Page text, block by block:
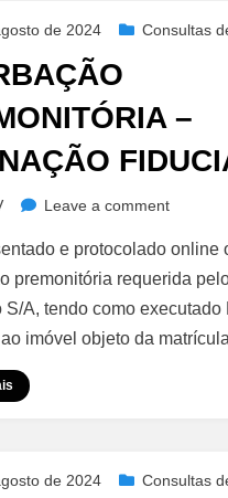
de 2024 Consultas
–
Leave a commenton
–
e protocolado online
premonitória requerida
S/A, tendo como executado
imóvel objeto da
de 2024 Consultas